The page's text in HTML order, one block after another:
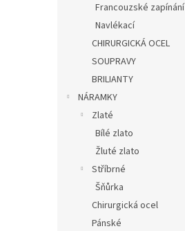
Francouzské zapínání
Navlékací
CHIRURGICKÁ OCEL
SOUPRAVY
BRILIANTY
NÁRAMKY
Zlaté
Bílé zlato
Žluté zlato
Stříbrné
Šňůrka
Chirurgická ocel
Pánské